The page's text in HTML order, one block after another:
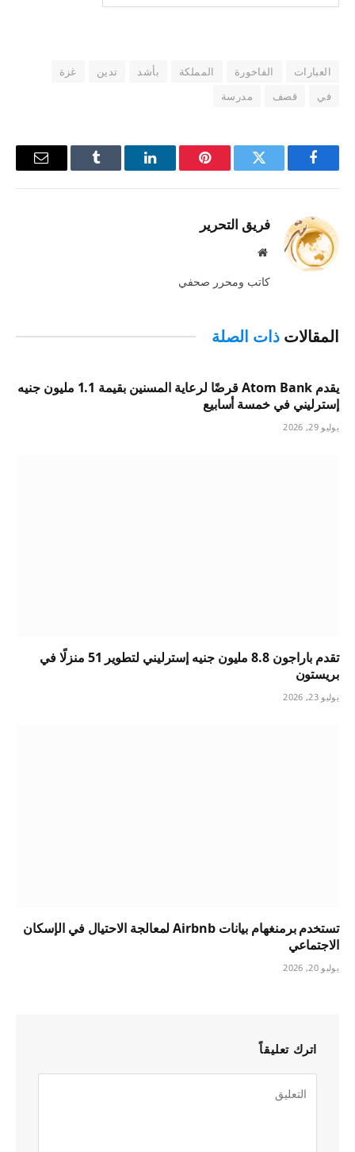
العبارات الفاخورة المملكة بأشد تدين
غزة
في
قصف مدرسة
فيسبوك تويتر بينتيريستلينكدإن Tumblr
البريد
فريق التحرير
موقع
كاتب ومحرر صحفي
المقالات ذات الصلة
يقدم Atom Bank قرضًا لرعاية المسنين بقيمة 1.1 مليون جنيه
إسترليني في خمسة أسابيع
يوليو 29, 2026
تقدم باراجون 8.8 مليون جنيه إسترليني لتطوير 51 منزلًا في
بريستون
يوليو 23, 2026
تستخدم برمنغهام بيانات Airbnb لمعالجة الاحتيال في الإسكان
الاجتماعي
يوليو 20, 2026
اترك تعليقاً